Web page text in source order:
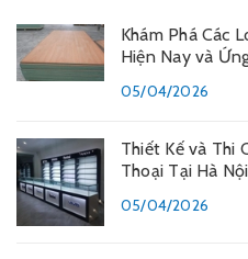
Khám Phá Các
Hiện Nay và
05/04/2026
Thiết Kế và Thi
Thoại Tại Hà
05/04/2026